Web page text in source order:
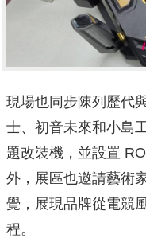
現場也同步陳列歷代
士、初音未來和小島
題改裝機，並設置
外，展區也邀請藝術
覺，展現品牌從電競
程。